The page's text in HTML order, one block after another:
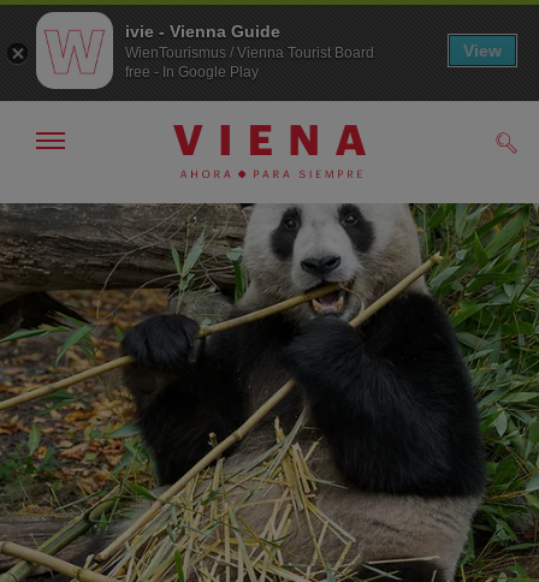
A
la
navegación
Al
contenido
Mostrar/ocultar
ivie - Vienna Guide
WienTourismus / Vienna Tourist Board
free - In Google Play
View